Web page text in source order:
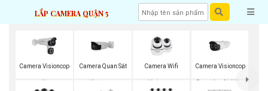
LẮP CAMERA QUẬN 5
Camera Visioncop
Al
Camera Quan Sát
Visioncop
Camera Wifi
Visioncop
Camera Visioncop
Ban Đêm Có Màu